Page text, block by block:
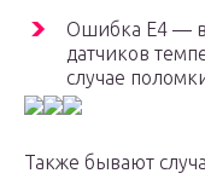
Ошибка Е4 —
датчиков
случае
Также бывают